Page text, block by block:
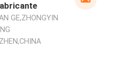
GE,ZHONGYIN